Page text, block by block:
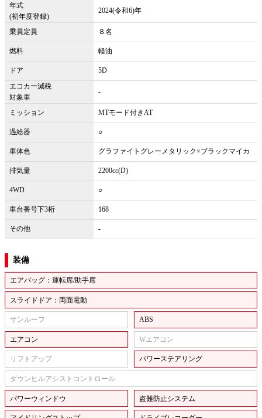
年式
(初年度登録)
2024(令和6)年
乗員定員 ８名
燃料 軽油
ドア
5D
エコカー減税
対象車
-
ミッション MTモード付きAT
過給器 ○
車体色 グラファイトグレーメタリック×ブラックマイカ
排気量 2200cc(D)
4WD ○
車台番号下3桁 168
その他 -
装備
エアバッグ：運転席/助手席
スライドドア：両面電動
サンルーフ ABS
エアコン Wエアコン
リフトアップ パワーステアリング
ダウンヒルアシストコントロール
パワーウィンドウ 盗難防止システム